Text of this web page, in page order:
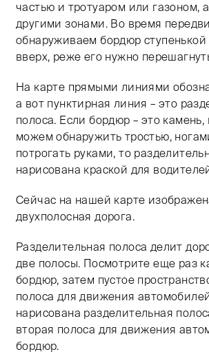
частью и тротуаром или газоном,
другими зонами. Во время
обнаруживаем бордюр ступенькой
вверх, реже его нужно
На карте прямыми линиями
а вот пунктирная линия – это
полоса. Если бордюр – это
можем обнаружить тростью,
потрогать руками, то
нарисована краской для
Сейчас на нашей карте
двухполосная дорога.
Разделительная полоса делит
две полосы. Посмотрите еще раз
бордюр, затем пустое
полоса для движения
нарисована разделительная
вторая полоса для движения
бордюр.